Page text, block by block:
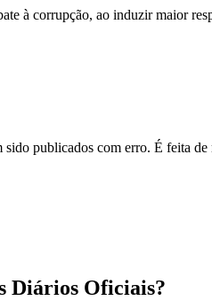
à corrupção, ao induzir maior
publicados com erro. É feita
Diários Oficiais?